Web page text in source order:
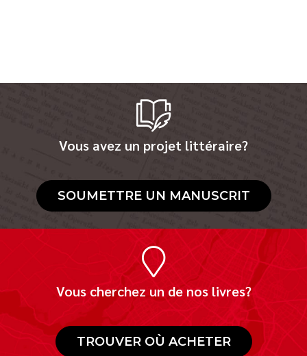
Vous avez un projet littéraire?
SOUMETTRE UN MANUSCRIT
Vous cherchez un de nos livres?
TROUVER OÙ ACHETER